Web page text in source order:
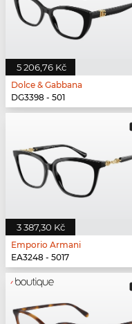
5 206,76 Kč
Dolce & Gabbana
DG3398 - 501
3 387,30 Kč
Emporio Armani
EA3248 - 5017